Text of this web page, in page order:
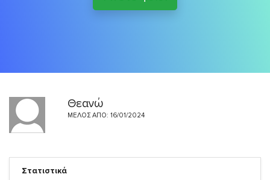
Θεανώ
ΜΈΛΟΣ ΑΠΌ: 16/01/2024
Στατιστικά